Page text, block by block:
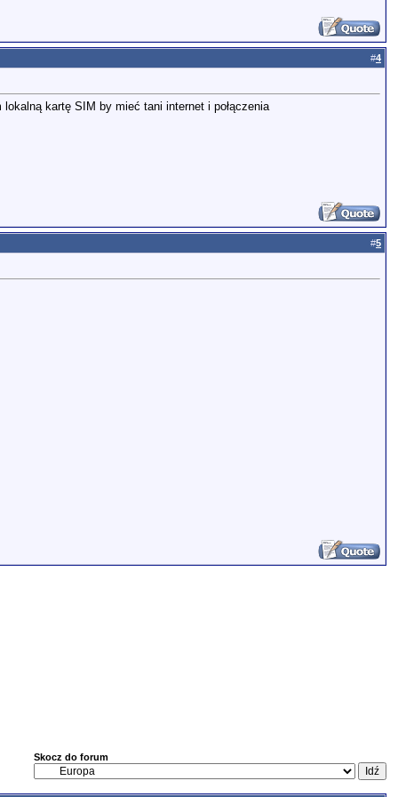
#4
kartę SIM by mieć tani internet i połączenia
#5
Skocz do forum